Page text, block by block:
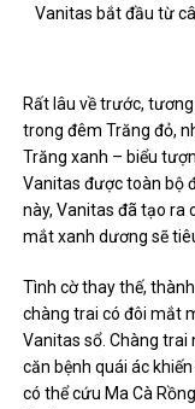
Vanitas bắt đầu từ
Rất lâu về trước,
trong đêm Trăng đỏ,
Trăng xanh – biểu
Vanitas được toàn bộ
này, Vanitas đã tạo ra
mắt xanh dương sẽ
Tình cờ thay thế,
chàng trai có đôi mắt
Vanitas sổ. Chàng trai
căn bệnh quái ác
có thể cứu Ma Cà